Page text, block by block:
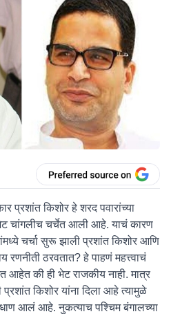
प्रशांत किशोर हे शरद पवारांच्या
चांगलीच चर्चेत आली आहे. याचं कारण
चर्चा सुरू झाली प्रशांत किशोर आणि
रणनीती ठरवतात? हे पाहणं महत्त्वाचं
आहेत की ही भेट राजकीय नाही. मात्र
किशोर यांना दिला आहे त्यामुळे
उधाण आलं आहे. नुकत्याच पश्चिम बंगालच्या